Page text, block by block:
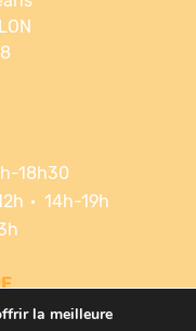
18h30
14h-19h
la meilleure